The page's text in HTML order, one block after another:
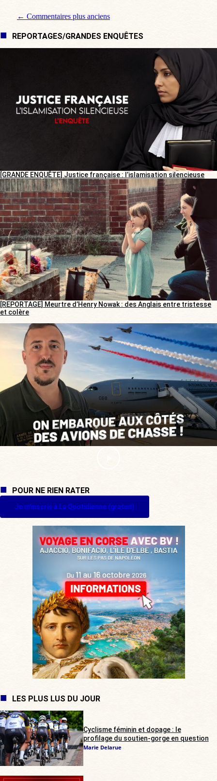
Navigation de commentaire
← Commentaires plus anciens
REPORTAGES/GRANDES ENQUÊTES
[GRANDE ENQUÊTE] Justice française : l’islamisation silencieuse
[REPORTAGE] Meurtre d’Henry Nowak : des Anglais entre tristesse
et colère
POUR NE RIEN RATER
Je m'inscris à La Quotidienne (gratuit)
LES PLUS LUS DU JOUR
Cyclisme féminin et dopage : le
profilage du soutien-gorge en question
Marie Delarue